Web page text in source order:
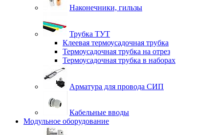
Наконечники, гильзы
Трубка ТУТ
Клеевая термоусадочная трубка
Термоусадочная трубка на отрез
Термоусадочная трубка в наборах
Арматура для провода СИП
Кабельные вводы
Модульное оборудование